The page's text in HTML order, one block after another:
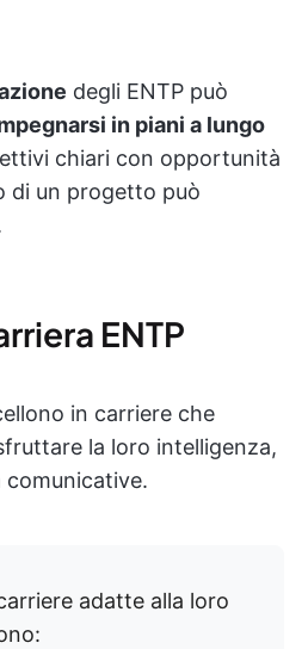
degli ENTP può
in piani a lungo
chiari con opportunità
di un progetto può
ENTP
in carriere che
la loro intelligenza,
adatte alla loro